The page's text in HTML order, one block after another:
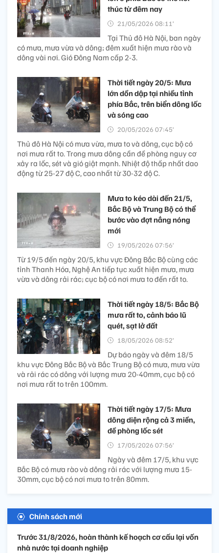
thúc từ đêm nay
21/05/2026 08:11’
Tại Thủ đô Hà Nội, ban ngày
có mưa, mưa vừa và dông; đêm xuất hiện mưa rào và
dông vài nơi. Gió Đông Nam cấp 2-3.
Thời tiết ngày 20/5: Mưa
lớn dồn dập tại nhiều tỉnh
phía Bắc, trên biển dông lốc
và sóng cao
20/05/2026 07:45’
Thủ đô Hà Nội có mưa vừa, mưa to và dông, cục bộ có
nơi mưa rất to. Trong mưa dông cần đề phòng nguy cơ
xảy ra lốc, sét và gió giật mạnh. Nhiệt độ thấp nhất dao
động từ 25-27 độ C, cao nhất từ 30-32 độ C.
Mưa to kéo dài đến 21/5,
Bắc Bộ và Trung Bộ có thể
bước vào đợt nắng nóng
mới
19/05/2026 07:56’
Từ 19/5 đến ngày 20/5, khu vực Đông Bắc Bộ cùng các
tỉnh Thanh Hóa, Nghệ An tiếp tục xuất hiện mưa, mưa
vừa và dông rải rác; cục bộ có nơi mưa to đến rất to.
Thời tiết ngày 18/5: Bắc Bộ
mưa rất to, cảnh báo lũ
quét, sạt lở đất
18/05/2026 08:52’
Dự báo ngày và đêm 18/5
khu vực Đông Bắc Bộ và Bắc Trung Bộ có mưa, mưa vừa
và rải rác có dông với lượng mưa 20-40mm, cục bộ có
nơi mưa rất to trên 100mm.
Thời tiết ngày 17/5: Mưa
dông diện rộng cả 3 miền,
đề phòng lốc sét
17/05/2026 07:56’
Ngày và đêm 17/5, khu vực
Bắc Bộ có mưa rào và dông rải rác với lượng mưa 15-
30mm, cục bộ có nơi mưa to trên 80mm.
Chính sách mới
Trước 31/8/2026, hoàn thành kế hoạch cơ cấu lại vốn
nhà nước tại doanh nghiệp